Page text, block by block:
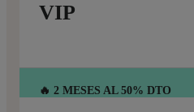
VIP
🔥 2 MESES AL 50% DTO